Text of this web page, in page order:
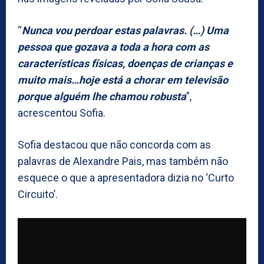
“Nunca vou perdoar estas palavras. (…) Uma
pessoa que gozava a toda a hora com as
características físicas, doenças de crianças e
muito mais…hoje está a chorar em televisão
porque alguém lhe chamou robusta”,
acrescentou Sofia.
Sofia destacou que não concorda com as
palavras de Alexandre Pais, mas também não
esquece o que a apresentadora dizia no ‘Curto
Circuito’.